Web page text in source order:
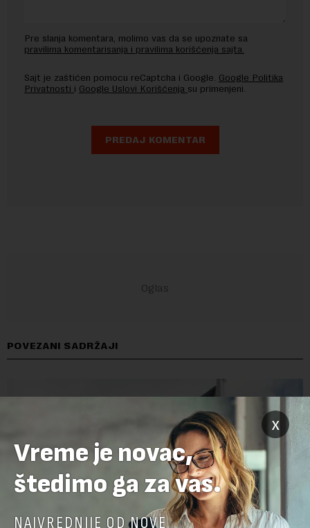
Pre slanja komentara, molimo vas da se upoznate sa
pravilima komentarisanja i pravilima korišćenja sajta.
Sajt je zaštićen pomocu reCaptcha i Google. Google Politika
Privatnosti i Google Uslovi Korišćenja su primenjeni.
POVEZANI SADRŽAJI
x
Vreme je novac,
štedimo ga za vas.
NAJVREDNIJE OD NOVE